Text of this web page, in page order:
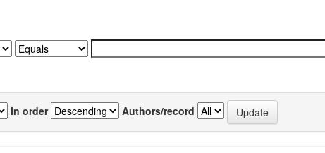
In order Authors/record